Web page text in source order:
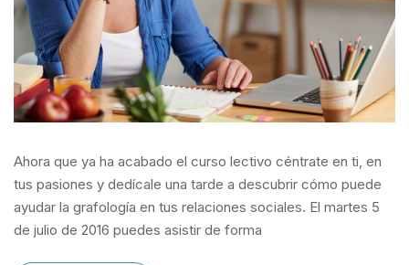
Ahora que ya ha acabado el curso lectivo céntrate en ti, en
tus pasiones y dedícale una tarde a descubrir cómo puede
ayudar la grafología en tus relaciones sociales. El martes 5
de julio de 2016 puedes asistir de forma